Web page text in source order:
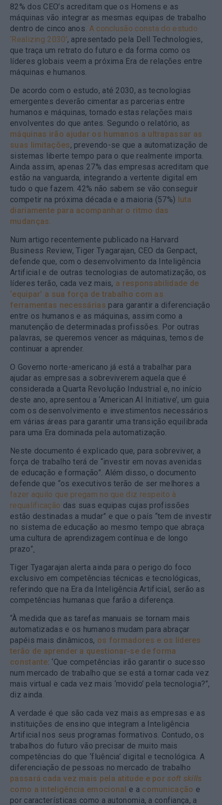
82% dos CEO’s acreditam que os Homens e as
máquinas vão integrar as mesmas equipas de trabalho
dentro de cinco anos . A conclusão consta do estudo
‘Realizing 2030’, apresentado pela Dell Technologies,
que traça um retrato do futuro e da forma como os
líderes globais veem a próxima Era de relações entre
máquinas e humanos.
De acordo com o estudo, até 2030, as tecnologias
emergentes deverão cimentar as parcerias entre
humanos e máquinas, tornado estas relações mais
envolventes do que antes. Segundo o relatório, as
máquinas irão ajudar os humanos a ultrapassar as
suas limitações, prevendo-se que a automatização de
sistemas liberte tempo para o que realmente importa.
Ainda assim, apenas 27% das empresas acreditam que
estão na vanguarda, integrando a vertente digital em
tudo o que fazem. 42% não sabem se vão conseguir
competir na próxima década e a maioria (57%) luta
diariamente para acompanhar o ritmo das
mudanças.
Num artigo recentemente publicado na Harvard
Business Review, Tiger Tyagarajan, CEO da Genpact,
defende que, com o desenvolvimento da Inteligência
Artificial e de outras tecnologias de automatização, os
líderes terão, cada vez mais, a responsabilidade de
‘equipar’ a sua força de trabalho com as
ferramentas necessárias para garantir a diferenciação
entre os humanos e as máquinas, assim como a
manutenção de determinadas profissões. Por outras
palavras, se queremos vencer as máquinas, temos de
continuar a aprender.
O Governo norte-americano já está a trabalhar para
ajudar as empresas a sobreviverem aquela que é
considerada a Quarta Revolução Industrial e, no início
deste ano, apresentou a ‘American AI Initiative’, um guia
com os desenvolvimento e investimentos necessários
em várias áreas para garantir uma transição equilibrada
para uma Era dominada pela automatização.
Neste documento é explicado que, para sobreviver, a
força de trabalho terá de “investir em novas avenidas
de educação e formação”. Além disso, o documento
defende que “os executivos terão de ser melhores a
fazer aquilo que pregam no que diz respeito à
requalificação das suas equipas cujas profissões
estão destinadas a mudar” e que o país “tem de investir
no sistema de educação ao mesmo tempo que abraça
uma cultura de aprendizagem contínua e de longo
prazo”
Tiger Tyagarajan alerta ainda para o perigo do foco
exclusivo em competências técnicas e tecnológicas,
referindo que na Era da Inteligência Artificial, serão as
competências humanas que farão a diferença.
“À medida que as tarefas manuais se tornam mais
automatizadas e os humanos mudam para abraçar
papéis mais dinâmicos, os formadores e os líderes
terão de aprender a questionar-se de forma
constante: ‘Que competências irão garantir o sucesso
num mercado de trabalho que se está a tornar cada vez
mais virtual e cada vez mais ‘movido’ pela tecnologia?”,
diz ainda.
A verdade é que são cada vez mais as empresas e as
instituições de ensino que integram a Inteligência
Artificial nos seus programas formativos. Contudo, os
trabalhos do futuro vão precisar de muito mais
competências do que ‘fluência’ digital e tecnológica. A
diferenciação de pessoas no mercado de trabalho
passará cada vez mais pela atitude e porsoft skills
como a inteligência emocional e a comunicação e
por características como a autonomia, a confiança, a